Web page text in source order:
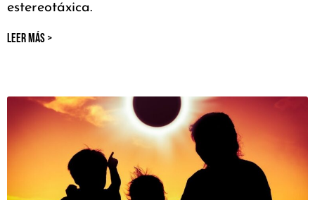
estereotáxica.
LEER MÁS >